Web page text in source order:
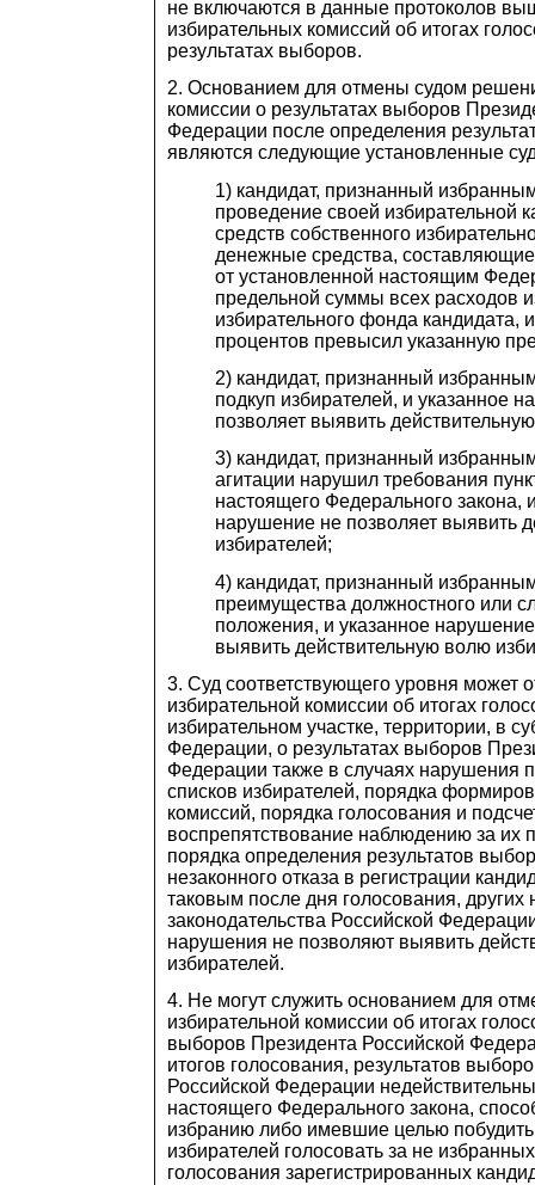
не включаются в данные протоколов
избирательных комиссий об итогах
результатах выборов.
2. Основанием для отмены судом
комиссии о результатах выборов
Федерации после определения
являются следующие установленные
1) кандидат, признанный
проведение своей избирательной
средств собственного
денежные средства,
от установленной настоящим
предельной суммы всех расходов
избирательного фонда кандидата,
процентов превысил указанную
2) кандидат, признанный
подкуп избирателей, и указанное
позволяет выявить
3) кандидат, признанный
агитации нарушил требования
настоящего Федерального закона,
нарушение не позволяет выявить
избирателей;
4) кандидат, признанный
преимущества должностного или
положения, и указанное
выявить действительную волю
3. Суд соответствующего уровня может
избирательной комиссии об итогах
избирательном участке, территории, в
Федерации, о результатах выборов
Федерации также в случаях нарушения
списков избирателей, порядка
комиссий, порядка голосования и
воспрепятствование наблюдению за их
порядка определения результатов
незаконного отказа в регистрации
таковым после дня голосования, других
законодательства Российской
нарушения не позволяют выявить
избирателей.
4. Не могут служить основанием для
избирательной комиссии об итогах
выборов Президента Российской
итогов голосования, результатов
Российской Федерации
настоящего Федерального закона,
избранию либо имевшие целью
избирателей голосовать за не
голосования зарегистрированных